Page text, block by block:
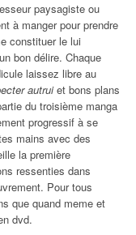
paysagiste ou
à manger pour prendre
constituer le lui
bon délire. Chaque
laissez libre au
autruiet bons plans
du troisième manga
progressif à se
mains avec des
la première
ressenties dans
Pour tous
que quand meme et
dvd.